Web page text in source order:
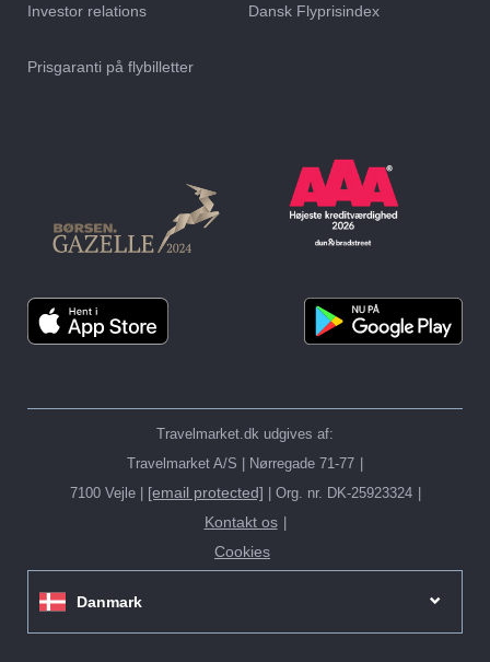
Investor relations Dansk Flyprisindex
Prisgaranti på flybilletter
Travelmarket.dk udgives af:
Travelmarket A/S | Nørregade 71-77
7100 Vejle | [email protected] | Org. nr. DK-25923324
Kontakt os
Cookies
Danmark